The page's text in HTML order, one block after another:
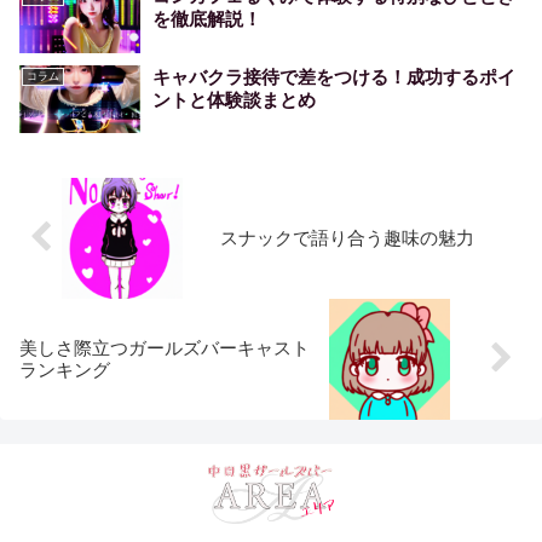
を徹底解説！
コラム
キャバクラ接待で差をつける！成功するポイ
ントと体験談まとめ
スナックで語り合う趣味の魅力
美しさ際立つガールズバーキャスト
ランキング